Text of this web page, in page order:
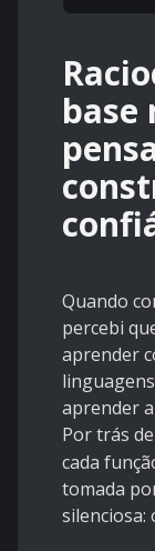
base
Quando
percebi
aprender
aprender
Por trás
cada
tomada
silenciosa: